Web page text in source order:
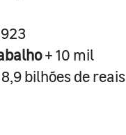
+ 10 mil
8,9 bilhões de reais